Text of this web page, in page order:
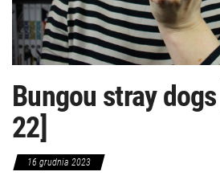
Bungou stray
22]
16 grudnia 2023